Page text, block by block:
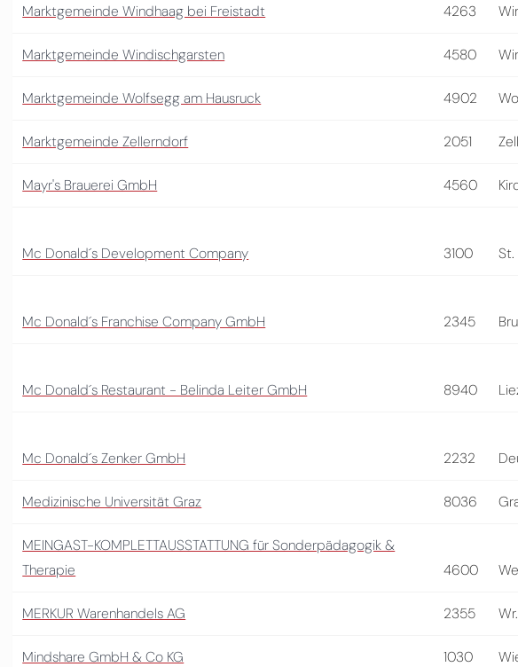
Marktgemeinde Windhaag bei Freistadt 4263
Marktgemeinde Windischgarsten 4580
Marktgemeinde Wolfsegg am Hausruck 4902
Marktgemeinde Zellerndorf 2051
Mayr's Brauerei GmbH 4560
Mc Donald´s Development Company 3100
Mc Donald´s Franchise Company GmbH 2345
Mc Donald´s Restaurant - Belinda Leiter GmbH 8940
Mc Donald´s Zenker GmbH 2232
Medizinische Universität Graz 8036
MEINGAST-KOMPLETTAUSSTATTUNG für Sonderpädagogik &
Therapie
4600
MERKUR Warenhandels AG 2355
Mindshare GmbH & Co KG 1030